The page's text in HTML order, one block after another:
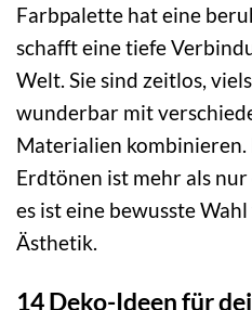
Farbpalette hat eine
schafft eine tiefe
Welt. Sie sind zeitlos,
wunderbar mit
Materialien
Erdtönen ist mehr als
es ist eine bewusste
Ästhetik.
14 Deko-Ideen für